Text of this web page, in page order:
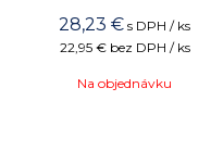
28,23 € s DPH / ks
22,95 € bez DPH / ks
Na objednávku